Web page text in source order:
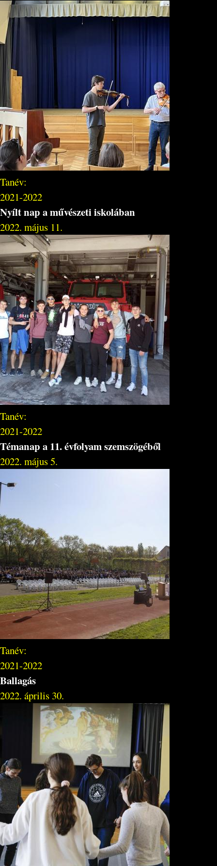
Tanév:
2021-2022
Nyílt nap a művészeti iskolában
2022. május 11.
Tanév:
2021-2022
Témanap a 11. évfolyam szemszögéből
2022. május 5.
Tanév:
2021-2022
Ballagás
2022. április 30.